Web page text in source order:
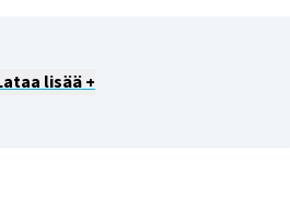
lisää +